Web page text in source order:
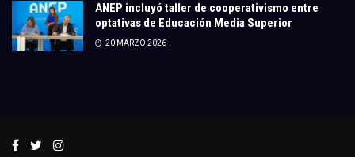
ANEP incluyó taller de cooperativismo entre
optativas de Educación Media Superior
20 MARZO 2026